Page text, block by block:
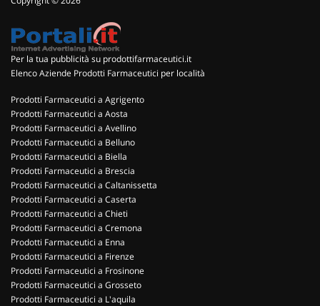
Per la tua pubblicità su prodottifarmaceutici.it
Elenco Aziende Prodotti Farmaceutici per località
Prodotti Farmaceutici a Agrigento
Prodotti Farmaceutici a Aosta
Prodotti Farmaceutici a Avellino
Prodotti Farmaceutici a Belluno
Prodotti Farmaceutici a Biella
Prodotti Farmaceutici a Brescia
Prodotti Farmaceutici a Caltanissetta
Prodotti Farmaceutici a Caserta
Prodotti Farmaceutici a Chieti
Prodotti Farmaceutici a Cremona
Prodotti Farmaceutici a Enna
Prodotti Farmaceutici a Firenze
Prodotti Farmaceutici a Frosinone
Prodotti Farmaceutici a Grosseto
Prodotti Farmaceutici a L'aquila